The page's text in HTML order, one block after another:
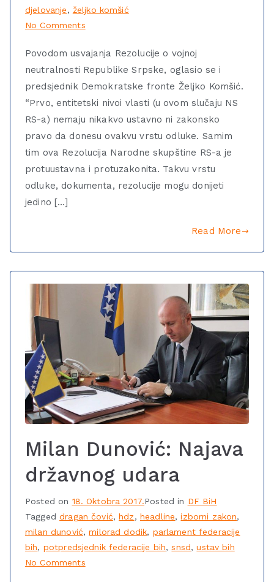
djelovanje, željko komšić
No Comments
Povodom usvajanja Rezolucije o vojnoj
neutralnosti Republike Srpske, oglasio se i
predsjednik Demokratske fronte Željko Komšić.
“Prvo, entitetski nivoi vlasti (u ovom slučaju NS
RS-a) nemaju nikakvo ustavno ni zakonsko
pravo da donesu ovakvu vrstu odluke. Samim
tim ova Rezolucija Narodne skupštine RS-a je
protuustavna i protuzakonita. Takvu vrstu
odluke, dokumenta, rezolucije mogu donijeti
jedino […]
Read More
Milan Dunović: Najava
državnog udara
Posted on 18. Oktobra 2017.Posted in DF BiH
Taggeddragan čović,hdz, headline,izborni zakon,
milan dunović,milorad dodik, parlament federacije
bih, potpredsjednik federacije bih,snsd,ustav bih
No Comments